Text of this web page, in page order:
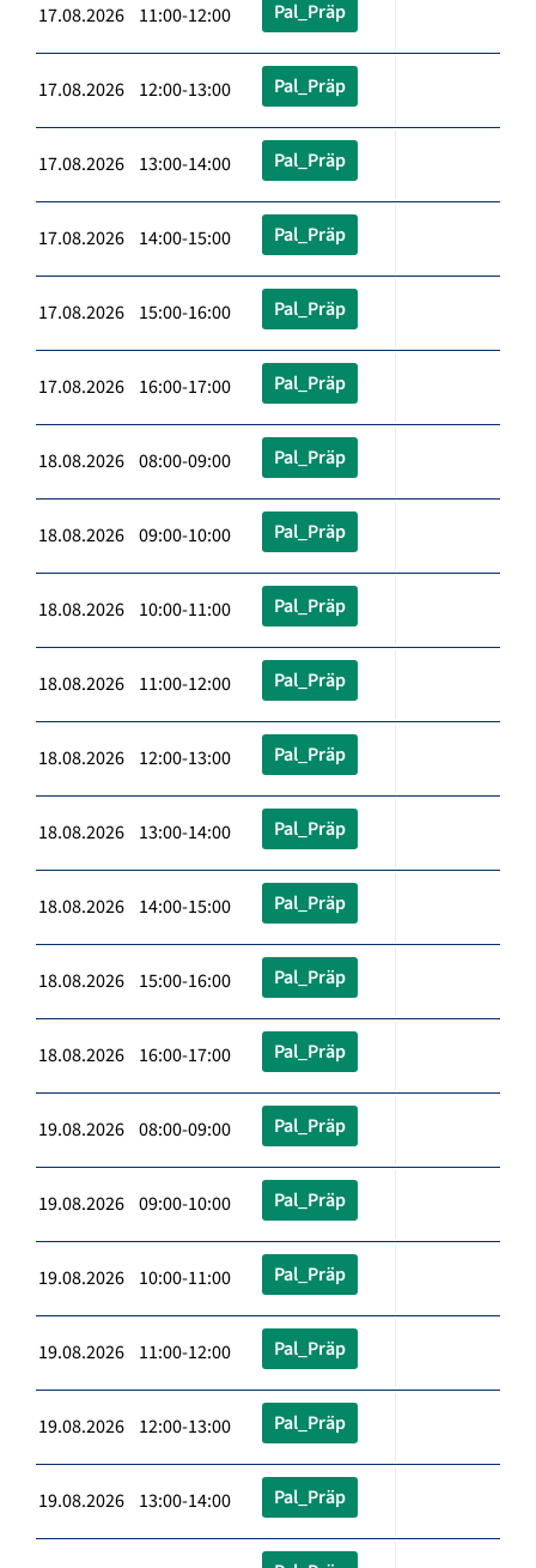
17.08.2026 11:00-12:00 Pal_Präp
17.08.2026 12:00-13:00 Pal_Präp
17.08.2026 13:00-14:00 Pal_Präp
17.08.2026 14:00-15:00 Pal_Präp
17.08.2026 15:00-16:00 Pal_Präp
17.08.2026 16:00-17:00 Pal_Präp
18.08.2026 08:00-09:00 Pal_Präp
18.08.2026 09:00-10:00 Pal_Präp
18.08.2026 10:00-11:00 Pal_Präp
18.08.2026 11:00-12:00 Pal_Präp
18.08.2026 12:00-13:00 Pal_Präp
18.08.2026 13:00-14:00 Pal_Präp
18.08.2026 14:00-15:00 Pal_Präp
18.08.2026 15:00-16:00 Pal_Präp
18.08.2026 16:00-17:00 Pal_Präp
19.08.2026 08:00-09:00 Pal_Präp
19.08.2026 09:00-10:00 Pal_Präp
19.08.2026 10:00-11:00 Pal_Präp
19.08.2026 11:00-12:00 Pal_Präp
19.08.2026 12:00-13:00 Pal_Präp
19.08.2026 13:00-14:00 Pal_Präp